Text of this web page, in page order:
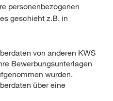
personenbezogenen
geschieht z.B. in
von anderen KWS
Bewerbungsunterlagen
wurden.
über eine